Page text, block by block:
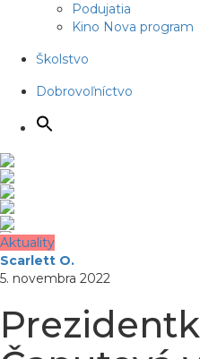
Podujatia
Kino Nova program
Školstvo
Dobrovoľníctvo
Aktuality
Scarlett O.
5. novembra 2022